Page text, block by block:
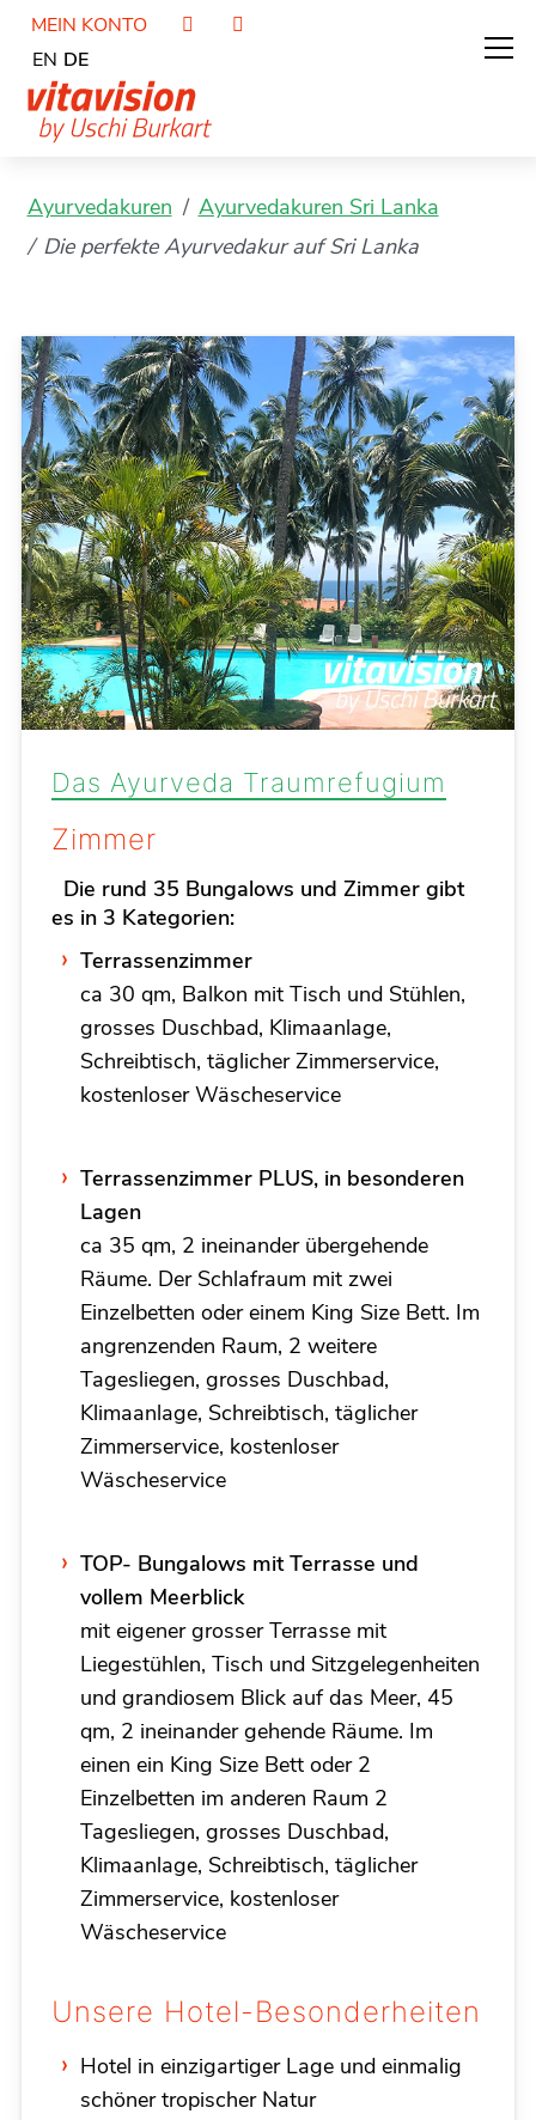
MEIN KONTO
EN DE
Ayurvedakuren
Ayurvedakuren Sri Lanka
Die perfekte Ayurvedakur auf Sri Lanka
Das Ayurveda Traumrefugium
Zimmer
Die rund 35 Bungalows und Zimmer gibt
es in 3 Kategorien:
Terrassenzimmer
ca 30 qm, Balkon mit Tisch und Stühlen,
grosses Duschbad, Klimaanlage,
Schreibtisch, täglicher Zimmerservice,
kostenloser Wäscheservice
Terrassenzimmer PLUS, in besonderen
Lagen
ca 35 qm, 2 ineinander übergehende
Räume. Der Schlafraum mit zwei
Einzelbetten oder einem King Size Bett. Im
angrenzenden Raum, 2 weitere
Tagesliegen, grosses Duschbad,
Klimaanlage, Schreibtisch, täglicher
Zimmerservice, kostenloser
Wäscheservice
TOP- Bungalows mit Terrasse und
vollem Meerblick
mit eigener grosser Terrasse mit
Liegestühlen, Tisch und Sitzgelegenheiten
und grandiosem Blick auf das Meer, 45
qm, 2 ineinander gehende Räume. Im
einen ein King Size Bett oder 2
Einzelbetten im anderen Raum 2
Tagesliegen, grosses Duschbad,
Klimaanlage, Schreibtisch, täglicher
Zimmerservice, kostenloser
Wäscheservice
Unsere Hotel-Besonderheiten
Hotel in einzigartiger Lage und einmalig
schöner tropischer Natur